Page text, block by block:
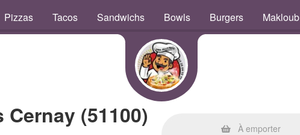
Pizzas Tacos Sandwichs Bowls Burgers Makloub
(51100) À emporter